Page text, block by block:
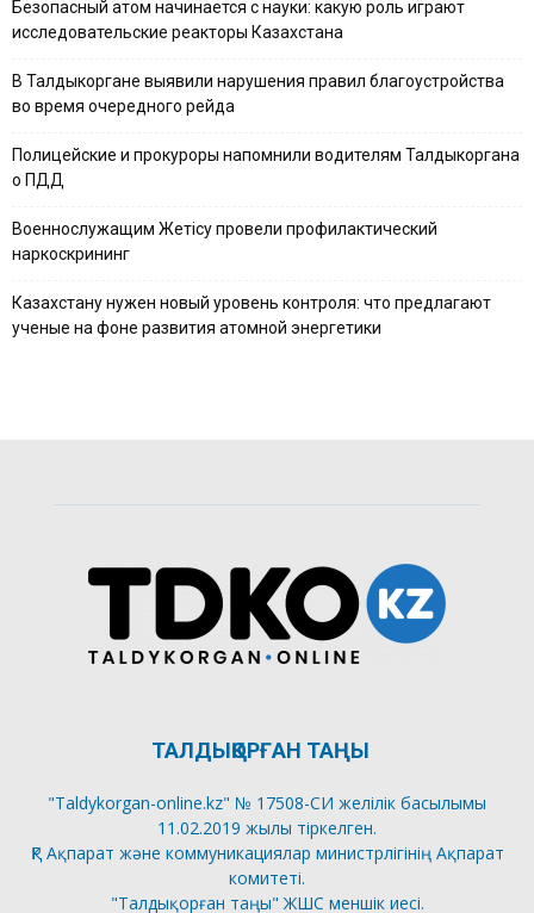
Безопасный атом начинается с науки: какую роль играют
исследовательские реакторы Казахстана
В Талдыкоргане выявили нарушения правил благоустройства
во время очередного рейда
Полицейские и прокуроры напомнили водителям Талдыкоргана
о ПДД
Военнослужащим Жетісу провели профилактический
наркоскрининг
Казахстану нужен новый уровень контроля: что предлагают
ученые на фоне развития атомной энергетики
ТАЛДЫҚОРҒАН ТАҢЫ
"Taldykorgan-online.kz" № 17508-СИ желілік басылымы
11.02.2019 жылы тіркелген.
ҚР Ақпарат және коммуникациялар министрлігінің Ақпарат
комитеті.
"Талдықорған таңы" ЖШС меншік иесі.